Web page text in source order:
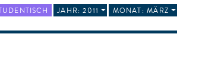
JAHR: 2011 MONAT: MÄRZ